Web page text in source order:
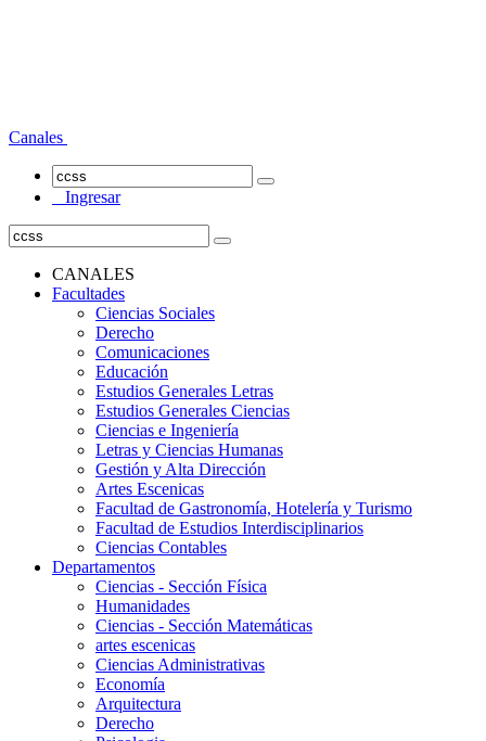
Canales
Ingresar
CANALES
Facultades
Ciencias Sociales
Derecho
Comunicaciones
Educación
Estudios Generales Letras
Estudios Generales Ciencias
Ciencias e Ingeniería
Letras y Ciencias Humanas
Gestión y Alta Dirección
Artes Escenicas
Facultad de Gastronomía, Hotelería y Turismo
Facultad de Estudios Interdisciplinarios
Ciencias Contables
Departamentos
Ciencias - Sección Física
Humanidades
Ciencias - Sección Matemáticas
artes escenicas
Ciencias Administrativas
Economía
Arquitectura
Derecho